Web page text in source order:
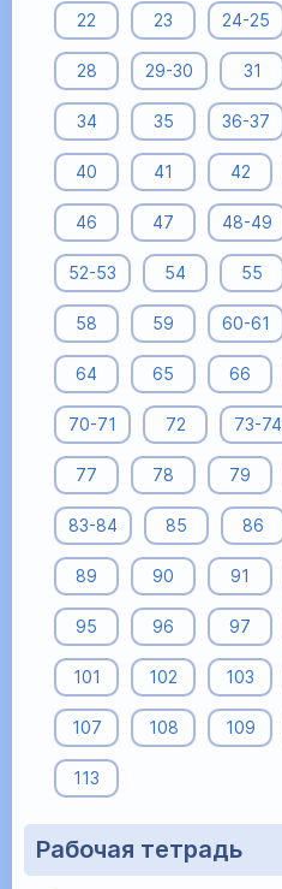
22 23 24-25
28 29-30 31
34 35 36-37
40 41 42
46 47 48-49
52-53 54 55
58 59 60-61
64 65 66
70-71 72 73-74
77 78 79
83-84 85 86
89 90 91
95 96 97
101 102 103
107 108 109
113
Рабочая тетрадь